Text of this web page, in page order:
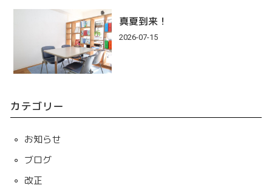
真夏到来！
2026-07-15
カテゴリー
お知らせ
ブログ
改正